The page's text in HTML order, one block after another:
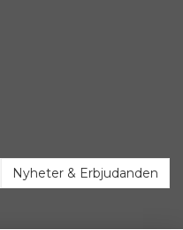
Nyheter & Erbjudanden